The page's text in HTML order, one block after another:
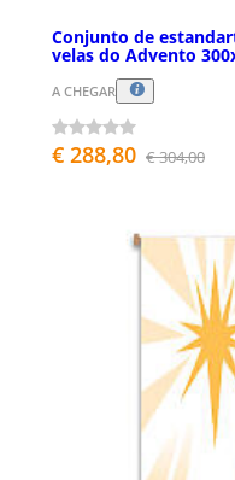
Conjunto de
velas do Advento
A CHEGAR
€ 288,80 € 304,00